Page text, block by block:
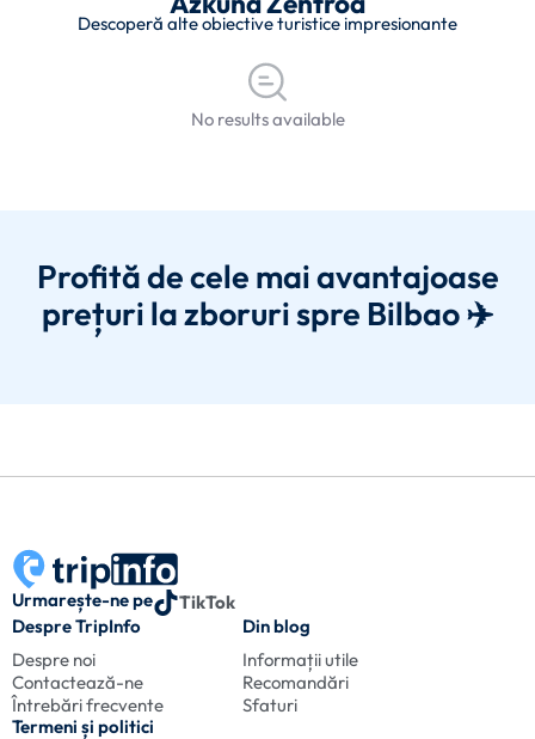
Descoperă alte obiective turistice impresionante
No results available
Profită de cele mai avantajoase
prețuri la zboruri spre Bilbao ✈️
Urmarește-ne pe
TikTok
Despre TripInfo
Despre noi
Contactează-ne
Întrebări frecvente
Din blog
Informații utile
Recomandări
Sfaturi
Termeni și politici